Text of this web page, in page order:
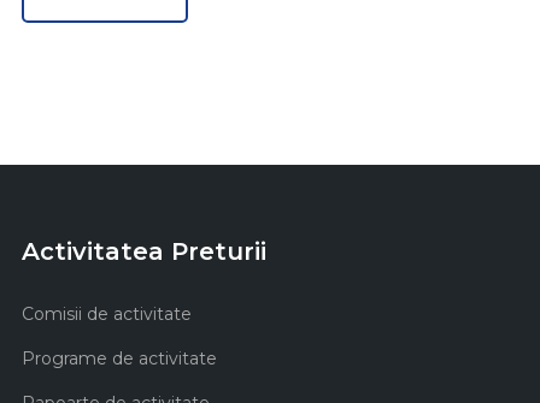
Activitatea Preturii
Comisii de activitate
Programe de activitate